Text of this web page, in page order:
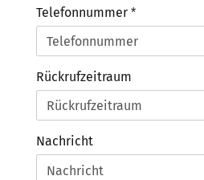
Telefonnummer
Rückrufzeitraum
Nachricht